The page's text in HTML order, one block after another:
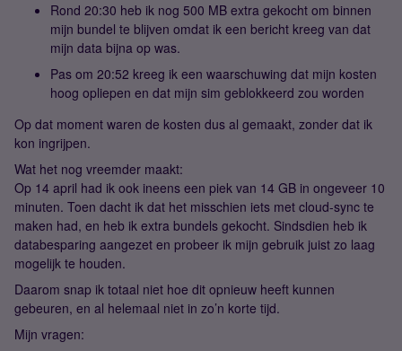
Rond 20:30 heb ik nog 500 MB extra gekocht om binnen
mijn bundel te blijven omdat ik een bericht kreeg van dat
mijn data bijna op was.
Pas om 20:52 kreeg ik een waarschuwing dat mijn kosten
hoog opliepen en dat mijn sim geblokkeerd zou worden
Op dat moment waren de kosten dus al gemaakt, zonder dat ik
kon ingrijpen.
Wat het nog vreemder maakt:
Op 14 april had ik ook ineens een piek van 14 GB in ongeveer 10
minuten. Toen dacht ik dat het misschien iets met cloud-sync te
maken had, en heb ik extra bundels gekocht. Sindsdien heb ik
databesparing aangezet en probeer ik mijn gebruik juist zo laag
mogelijk te houden.
Daarom snap ik totaal niet hoe dit opnieuw heeft kunnen
gebeuren, en al helemaal niet in zo’n korte tijd.
Mijn vragen: